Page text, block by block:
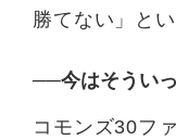
勝てない」と
──今はそうい
コモンズ30フ